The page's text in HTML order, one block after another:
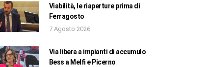
Viabilità, le riaperture prima di
Ferragosto
7 Agosto 2026
Via libera a impianti di accumulo
Bess a Melfi e Picerno